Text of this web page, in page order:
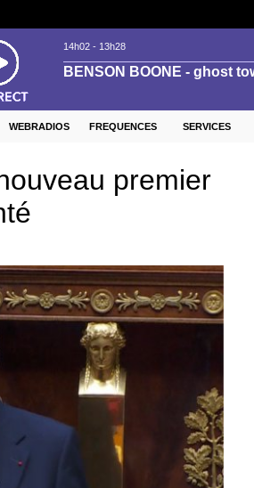
premier
WEBRADIOS FREQUENCES SERVICES